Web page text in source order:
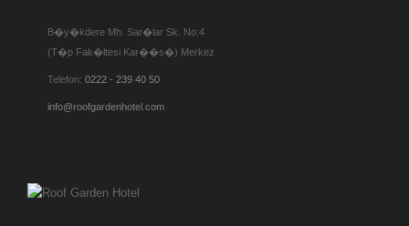
B�y�kdere Mh. Sar�lar Sk. No:4
(T�p Fak�ltesi Kar��s�) Merkez
Telefon: 0222 - 239 40 50
info@roofgardenhotel.com